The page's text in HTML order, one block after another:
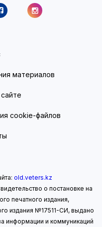
материалов
cookie-файлов
old.veters.kz
о постановке на
печатного издания,
издания №17511-СИ, выдано
информации и коммуникаций